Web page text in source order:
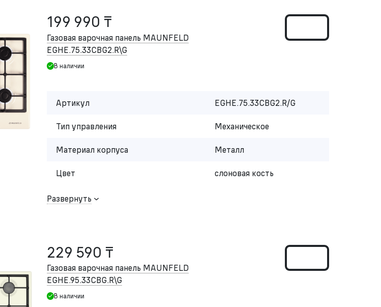
199 990 ₸
Газовая варочная панель MAUNFELD
EGHE.75.33CBG2.R\G
В наличии
Артикул EGHE.75.33CBG2.R/G
Тип управления Механическое
Материал корпуса Металл
Цвет слоновая кость
Развернуть
229 590 ₸
Газовая варочная панель MAUNFELD
EGHE.95.33CBG.R\G
В наличии